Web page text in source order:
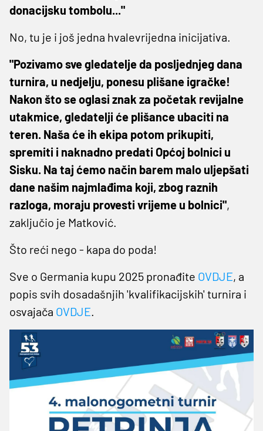
donacijsku tombolu..."
No, tu je i još jedna hvalevrijedna inicijativa.
"Pozivamo sve gledatelje da posljednjeg dana
turnira, u nedjelju, ponesu plišane igračke!
Nakon što se oglasi znak za početak revijalne
utakmice, gledatelji će plišance ubaciti na
teren. Naša će ih ekipa potom prikupiti,
spremiti i naknadno predati Općoj bolnici u
Sisku. Na taj ćemo način barem malo uljepšati
dane našim najmlađima koji, zbog raznih
razloga, moraju provesti vrijeme u bolnici",
zaključio je Matković.
Što reći nego - kapa do poda!
Sve o Germania kupu 2025 pronađite OVDJE, a
popis svih dosadašnjih 'kvalifikacijskih' turnira i
osvajača OVDJE